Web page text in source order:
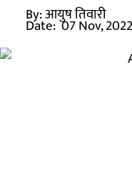
By:आयुष तिवारी
Date: 07 Nov, 2022